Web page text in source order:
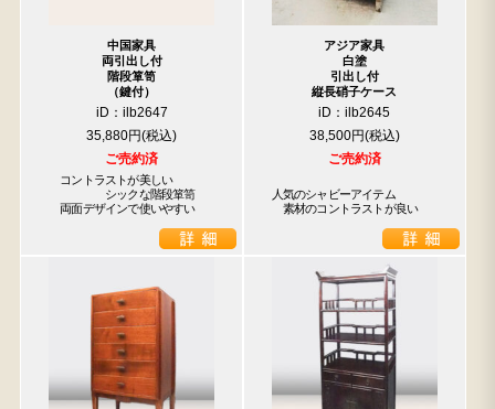
中国家具
両引出し付
階段箪笥
（鍵付）
iD：ilb2647
35,880円
ご売約済
コントラストが美しい
シックな階段箪笥
両面デザインで使いやすい
アジア家具
白塗
引出し付
縦長硝子ケース
iD：ilb2645
38,500円
ご売約済
人気のシャビーアイテム
素材のコントラストが良い